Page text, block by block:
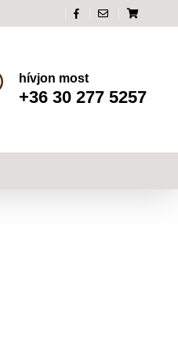
hívjon most
+36 30 277 5257